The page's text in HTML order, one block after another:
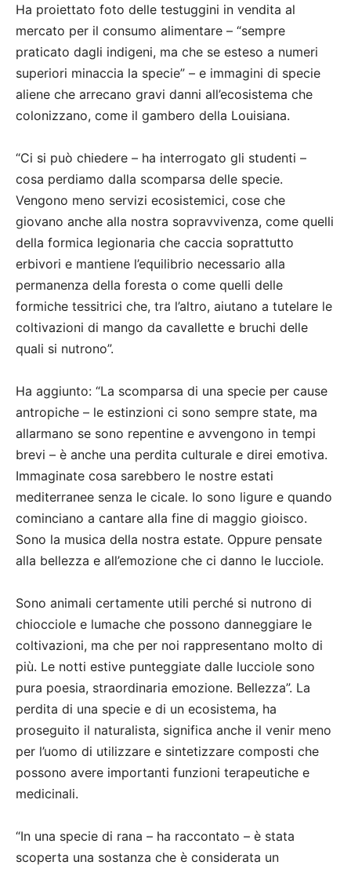
Ha proiettato foto delle testuggini in vendita al
mercato per il consumo alimentare – “sempre
praticato dagli indigeni, ma che se esteso a numeri
superiori minaccia la specie” – e immagini di specie
aliene che arrecano gravi danni all’ecosistema che
colonizzano, come il gambero della Louisiana.
“Ci si può chiedere – ha interrogato gli studenti –
cosa perdiamo dalla scomparsa delle specie.
Vengono meno servizi ecosistemici, cose che
giovano anche alla nostra sopravvivenza, come quelli
della formica legionaria che caccia soprattutto
erbivori e mantiene l’equilibrio necessario alla
permanenza della foresta o come quelli delle
formiche tessitrici che, tra l’altro, aiutano a tutelare le
coltivazioni di mango da cavallette e bruchi delle
quali si nutrono”.
Ha aggiunto: “La scomparsa di una specie per cause
antropiche – le estinzioni ci sono sempre state, ma
allarmano se sono repentine e avvengono in tempi
brevi – è anche una perdita culturale e direi emotiva.
Immaginate cosa sarebbero le nostre estati
mediterranee senza le cicale. Io sono ligure e quando
cominciano a cantare alla fine di maggio gioisco.
Sono la musica della nostra estate. Oppure pensate
alla bellezza e all’emozione che ci danno le lucciole.
Sono animali certamente utili perché si nutrono di
chiocciole e lumache che possono danneggiare le
coltivazioni, ma che per noi rappresentano molto di
più. Le notti estive punteggiate dalle lucciole sono
pura poesia, straordinaria emozione. Bellezza”. La
perdita di una specie e di un ecosistema, ha
proseguito il naturalista, significa anche il venir meno
per l’uomo di utilizzare e sintetizzare composti che
possono avere importanti funzioni terapeutiche e
medicinali.
“In una specie di rana – ha raccontato – è stata
scoperta una sostanza che è considerata un